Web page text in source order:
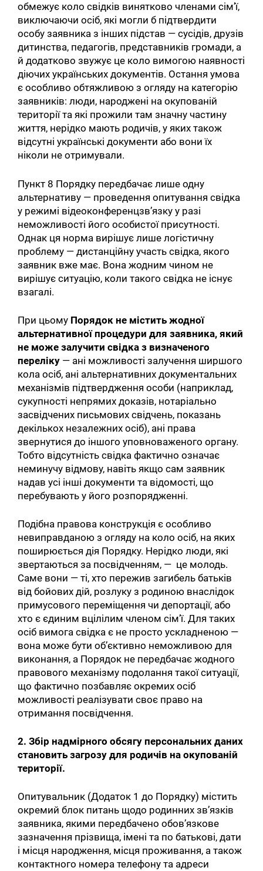
обмежує коло свідків винятково членами сім’ї,
виключаючи осіб, які могли б підтвердити
особу заявника з інших підстав — сусідів, друзів
дитинства, педагогів, представників громади, а
й додатково звужує це коло вимогою наявності
діючих українських документів. Остання умова
є особливо обтяжливою з огляду на категорію
заявників: люди, народжені на окупованій
території та які прожили там значну частину
життя, нерідко мають родичів, у яких також
відсутні українські документи або вони їх
ніколи не отримували.
Пункт 8 Порядку передбачає лише одну
альтернативу — проведення опитування свідка
у режимі відеоконференцзв’язку у разі
неможливості його особистої присутності.
Однак ця норма вирішує лише логістичну
проблему — дистанційну участь свідка, якого
заявник вже має. Вона жодним чином не
вирішує ситуацію, коли такого свідка не існує
взагалі.
При цьому Порядок не містить жодної
альтернативної процедури для заявника, який
не може залучити свідка з визначеного
переліку — ані можливості залучення ширшого
кола осіб, ані альтернативних документальних
механізмів підтвердження особи (наприклад,
сукупності непрямих доказів, нотаріально
засвідчених письмових свідчень, показань
декількох незалежних осіб), ані права
звернутися до іншого уповноваженого органу.
Тобто відсутність свідка фактично означає
неминучу відмову, навіть якщо сам заявник
надав усі інші документи та відомості, що
перебувають у його розпорядженні.
Подібна правова конструкція є особливо
невиправданою з огляду на коло осіб, на яких
поширюється дія Порядку. Нерідко люди, які
звертаються за посвідченням, — це молодь.
Саме вони — ті, хто пережив загибель батьків
від бойових дій, розлуку з родиною внаслідок
примусового переміщення чи депортації, або
хто є єдиним вцілілим членом сім’ї. Для таких
осіб вимога свідка є не просто ускладненою —
вона може бути об’єктивно неможливою для
виконання, а Порядок не передбачає жодного
правового механізму подолання такої ситуації,
що фактично позбавляє окремих осіб
можливості реалізувати своє право на
отримання посвідчення.
2. Збір надмірного обсягу персональних даних
становить загрозу для родичів на окупованій
території.
Опитувальник (Додаток 1 до Порядку) містить
окремий блок питань щодо родинних зв’язків
заявника, якими передбачено обов’язкове
зазначення прізвища, імені та по батькові, дати
і місця народження, місця проживання, а також
контактного номера телефону та адреси